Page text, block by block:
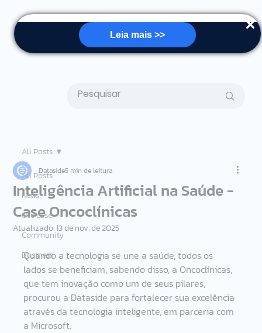
Leia mais >>
All Posts
News
Use case
Community
Business
All Posts
Inteligência Artificial na Saúde -
Case Oncoclínicas
Dataside5 min de leitura
Atualizado:13 de nov. de 2025
Quando a tecnologia se une a saúde, todos os
lados se beneficiam, sabendo disso, a Oncoclínicas,
que tem inovação como um de seus pilares,
procurou a Dataside para fortalecer sua excelência
através da tecnologia inteligente, em parceria com
a Microsoft.